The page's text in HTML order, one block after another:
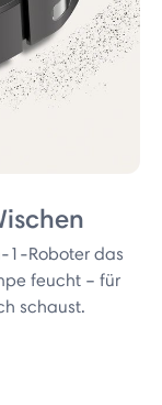
1-Roboter das
feucht – für
schaust.